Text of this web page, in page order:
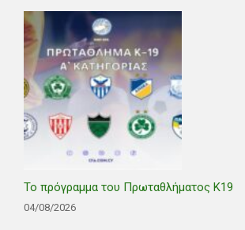
Το πρόγραμμα του Πρωταθλήματος Κ19
04/08/2026